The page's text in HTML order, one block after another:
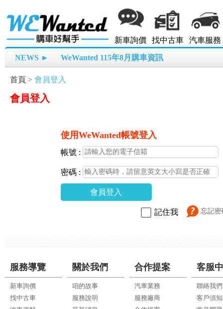
新車詢價 找中古車 汽車服務
NEWS ► WeWanted 115年8月購車資訊
首頁 > 會員登入
會員登入
使用WeWanted帳號登入
帳號 :
密碼 :
會員登入
忘記密
記住我
服務導覽
新車詢價
找中古車
關於我們
咱的故事
服務說明
合作提案
汽車業務
服務廠商
客服
聯絡我們
客戶須知